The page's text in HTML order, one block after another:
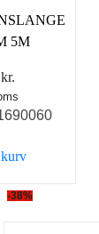
5M
kr.
-38%